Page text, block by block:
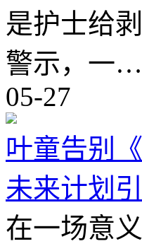
是护士给
警示，一…
05-27
叶童告别
未来计划
在一场意